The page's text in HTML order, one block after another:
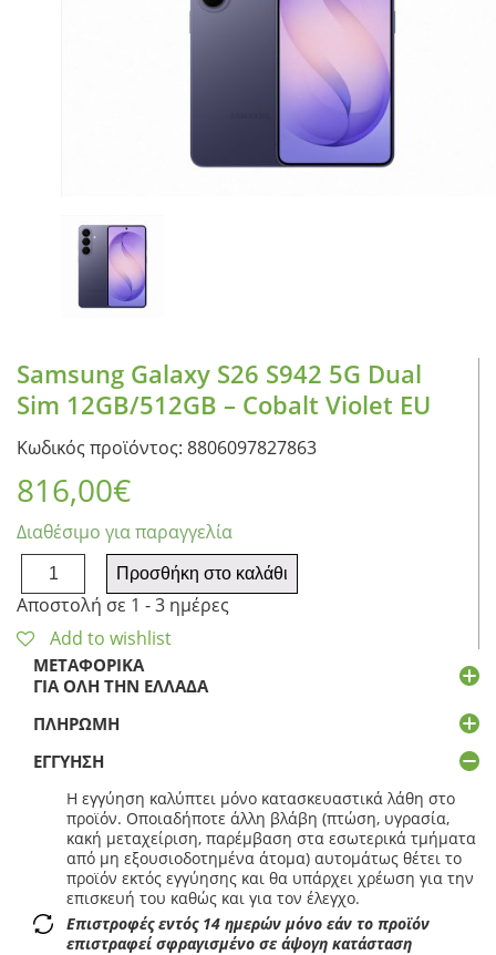
ΟΙΚΙΑΚΕΣ ΣΥΣΚΕΥΕΣ
ΠΡΟΣΩΠΙΚΗ ΦΡΟΝΤΙΔΑ
Samsung Galaxy S26 S942 5G Dual
Sim 12GB/512GB – Cobalt Violet EU
Κωδικός προϊόντος: 8806097827863
816,00€
Διαθέσιμο για παραγγελία
Samsung
Galaxy
S26
S942
5G
Dual
Sim
12GB/512GB
Cobalt
ποσότητα
Προσθήκη στο καλάθι
Αποστολή σε 1 - 3 ημέρες
Add to wishlist
ΜΕΤΑΦΟΡΙΚΆ
ΓΙΑ ΌΛΗ ΤΗΝ ΕΛΛΆΔΑ
ΠΛΗΡΩΜΉ
ΕΓΓΎΗΣΗ
Η εγγύηση καλύπτει μόνο κατασκευαστικά λάθη στο
προϊόν. Οποιαδήποτε άλλη βλάβη (πτώση, υγρασία,
κακή μεταχείριση, παρέμβαση στα εσωτερικά τμήματα
από μη εξουσιοδοτημένα άτομα) αυτομάτως θέτει το
προϊόν εκτός εγγύησης και θα υπάρχει χρέωση για την
επισκευή του καθώς και για τον έλεγχο.
Επιστροφές εντός 14 ημερών μόνο εάν το προϊόν
επιστραφεί σφραγισμένο σε άψογη κατάσταση